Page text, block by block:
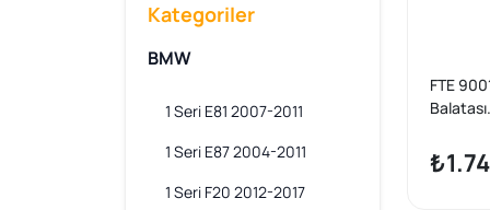
Kategoriler
BMW
1 Seri E81 2007-2011
1 Seri E87 2004-2011
1 Seri F20 2012-2017
FTE